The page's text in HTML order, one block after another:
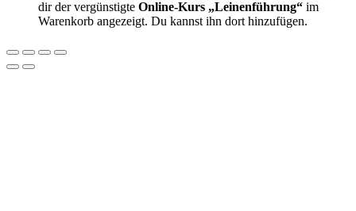
dir der vergünstigte Online-Kurs „Leinenführung“ im
Warenkorb angezeigt. Du kannst ihn dort hinzufügen.